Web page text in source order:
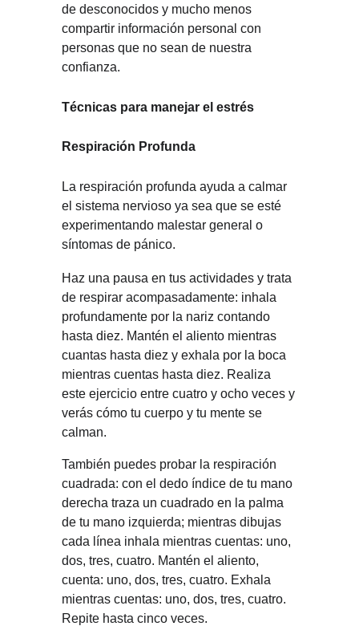
de desconocidos y mucho menos
compartir información personal con
personas que no sean de nuestra
confianza.
Técnicas para manejar el estrés
Respiración Profunda
La respiración profunda ayuda a calmar
el sistema nervioso ya sea que se esté
experimentando malestar general o
síntomas de pánico.
Haz una pausa en tus actividades y trata
de respirar acompasadamente: inhala
profundamente por la nariz contando
hasta diez. Mantén el aliento mientras
cuantas hasta diez y exhala por la boca
mientras cuentas hasta diez. Realiza
este ejercicio entre cuatro y ocho veces y
verás cómo tu cuerpo y tu mente se
calman.
También puedes probar la respiración
cuadrada: con el dedo índice de tu mano
derecha traza un cuadrado en la palma
de tu mano izquierda; mientras dibujas
cada línea inhala mientras cuentas: uno,
dos, tres, cuatro. Mantén el aliento,
cuenta: uno, dos, tres, cuatro. Exhala
mientras cuentas: uno, dos, tres, cuatro.
Repite hasta cinco veces.